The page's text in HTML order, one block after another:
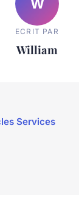
W
ECRIT PAR
William
Services